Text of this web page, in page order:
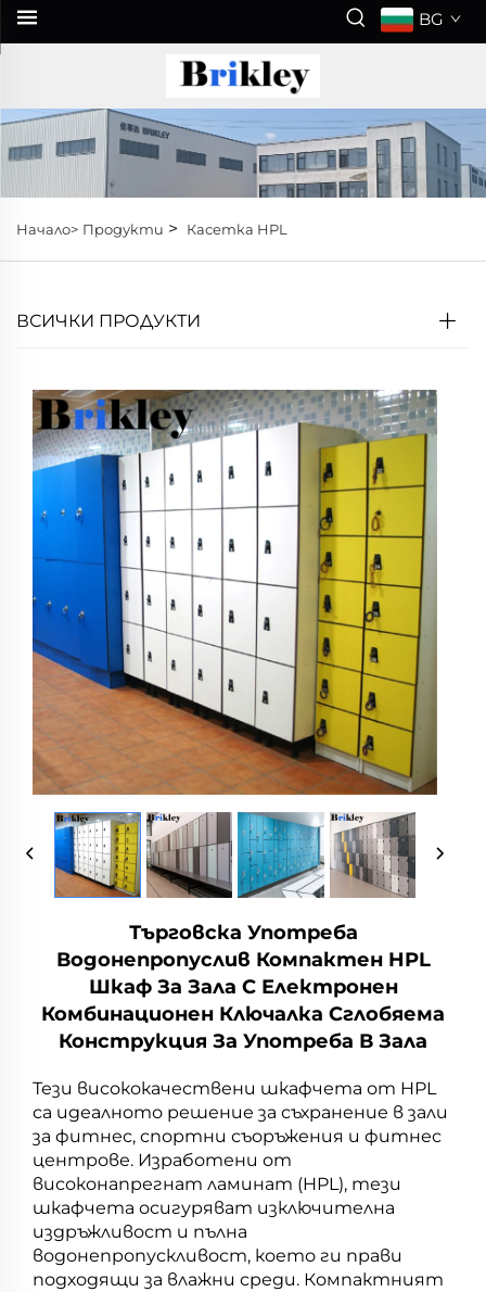
BG
Начало> Продукти > Касетка HPL
ВСИЧКИ ПРОДУКТИ
Търговска Употреба
Водонепропуслив Компактен HPL
Шкаф За Зала С Електронен
Комбинационен Ключалка Сглобяема
Конструкция За Употреба В Зала
Тези висококачествени шкафчета от HPL
са идеалното решение за съхранение в зали
за фитнес, спортни съоръжения и фитнес
центрове. Изработени от
високонапрегнат ламинат (HPL), тези
шкафчета осигуряват изключителна
издръжливост и пълна
водонепропускливост, което ги прави
подходящи за влажни среди. Компактният